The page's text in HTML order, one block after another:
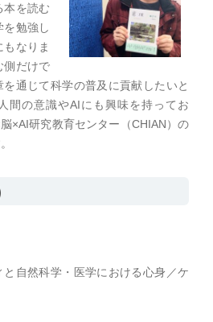
本を読む
勉強し
なりま
側だけで
通じて科学の普及に貢献したいと
間の意識やAIにも興味を持ってお
×AI研究教育センター（CHIAN）の
自然科学・医学における心身／ケ